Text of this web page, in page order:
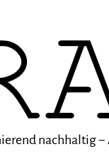
nachhaltig